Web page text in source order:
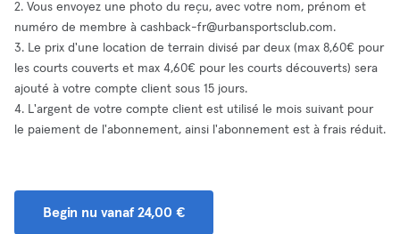
2. Vous envoyez une photo du reçu, avec votre nom, prénom et
numéro de membre à cashback-fr@urbansportsclub.com.
3. Le prix d'une location de terrain divisé par deux (max 8,60€ pour
les courts couverts et max 4,60€ pour les courts découverts) sera
ajouté à votre compte client sous 15 jours.
4. L'argent de votre compte client est utilisé le mois suivant pour
le paiement de l'abonnement, ainsi l'abonnement est à frais réduit.
Begin nu vanaf 24,00 €